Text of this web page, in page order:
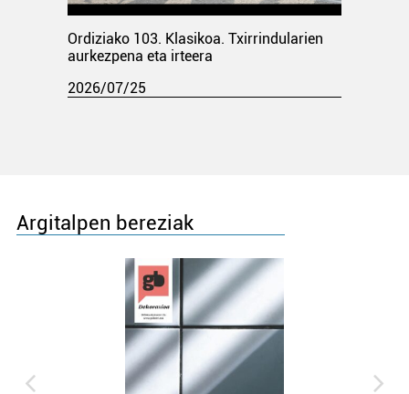
Ordiziako 103. Klasikoa. Txirrindularien
aurkezpena eta irteera
2026/07/25
Argitalpen bereziak